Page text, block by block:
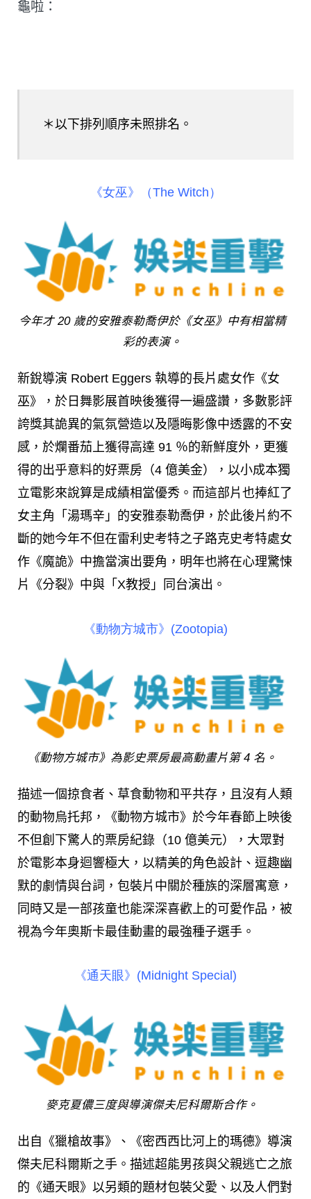
龜啦：
＊以下排列順序未照排名。
《女巫》（The Witch）
今年才 20 歲的安雅泰勒喬伊於《女巫》中有相當精
彩的表演。
新銳導演 Robert Eggers 執導的長片處女作《女
巫》，於日舞影展首映後獲得一遍盛讚，多數影評
誇獎其詭異的氣氛營造以及隱晦影像中透露的不安
感，於爛番茄上獲得高達 91 ％的新鮮度外，更獲
得的出乎意料的好票房（4 億美金），以小成本獨
立電影來說算是成績相當優秀。而這部片也捧紅了
女主角「湯瑪辛」的安雅泰勒喬伊，於此後片約不
斷的她今年不但在雷利史考特之子路克史考特處女
作《魔詭》中擔當演出要角，明年也將在心理驚悚
片《分裂》中與「X教授」同台演出。
《動物方城市》(Zootopia)
《動物方城市》為影史票房最高動畫片第 4 名。
描述一個掠食者、草食動物和平共存，且沒有人類
的動物烏托邦，《動物方城市》於今年春節上映後
不但創下驚人的票房紀錄（10 億美元），大眾對
於電影本身迴響極大，以精美的角色設計、逗趣幽
默的劇情與台詞，包裝片中關於種族的深層寓意，
同時又是一部孩童也能深深喜歡上的可愛作品，被
視為今年奧斯卡最佳動畫的最強種子選手。
《通天眼》(Midnight Special)
麥克夏儂三度與導演傑夫尼科爾斯合作。
出自《獵槍故事》、《密西西比河上的瑪德》導演
傑夫尼科爾斯之手。描述超能男孩與父親逃亡之旅
的《通天眼》以另類的題材包裝父愛、以及人們對